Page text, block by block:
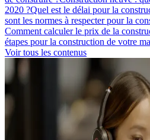
2020 ?Quel est le délai pour la
sont les normes à respecter pour la
Comment calculer le prix de la
étapes pour la construction de votre
Voir tous les contenus